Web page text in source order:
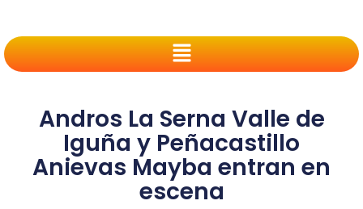
Andros La Serna Valle de
Iguña y Peñacastillo
Anievas Mayba entran en
escena